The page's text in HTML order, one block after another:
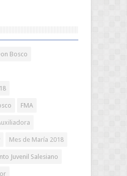
Bosco
FMA
Mes de María 2018
Juvenil Salesiano